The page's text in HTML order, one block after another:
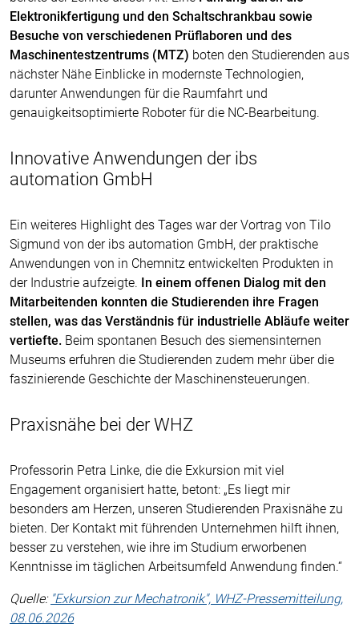
Elektronikfertigung und den Schaltschrankbau sowie
Besuche von verschiedenen Prüflaboren und des
Maschinentestzentrums (MTZ) boten den Studierenden aus
nächster Nähe Einblicke in modernste Technologien,
darunter Anwendungen für die Raumfahrt und
genauigkeitsoptimierte Roboter für die NC-Bearbeitung.
Innovative Anwendungen der ibs
automation GmbH
Ein weiteres Highlight des Tages war der Vortrag von Tilo
Sigmund von der ibs automation GmbH, der praktische
Anwendungen von in Chemnitz entwickelten Produkten in
der Industrie aufzeigte. In einem offenen Dialog mit den
Mitarbeitenden konnten die Studierenden ihre Fragen
stellen, was das Verständnis für industrielle Abläufe weiter
vertiefte. Beim spontanen Besuch des siemensinternen
Museums erfuhren die Studierenden zudem mehr über die
faszinierende Geschichte der Maschinensteuerungen.
Praxisnähe bei der WHZ
Professorin Petra Linke, die die Exkursion mit viel
Engagement organisiert hatte, betont: „Es liegt mir
besonders am Herzen, unseren Studierenden Praxisnähe zu
bieten. Der Kontakt mit führenden Unternehmen hilft ihnen,
besser zu verstehen, wie ihre im Studium erworbenen
Kenntnisse im täglichen Arbeitsumfeld Anwendung finden.“
Quelle: "Exkursion zur Mechatronik", WHZ-Pressemitteilung,
08.06.2026